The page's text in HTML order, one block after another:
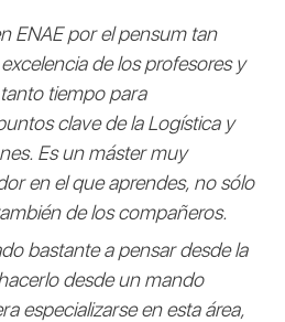
ENAE por el pensum tan
de los profesores y
tiempo para
clave de la Logística y
Es un máster muy
en el que aprendes, no sólo
de los compañeros.
bastante a pensar desde la
desde un mando
especializarse en esta área,